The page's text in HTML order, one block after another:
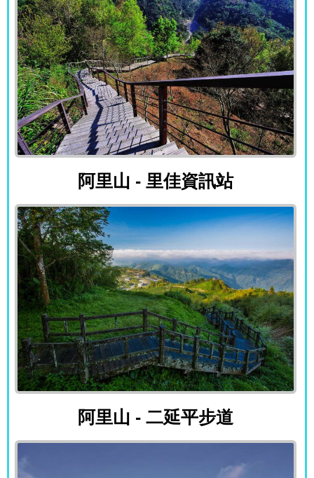
阿里山 - 里佳資訊站
阿里山 - 里佳資訊站
阿里山 - 二延平步道
阿里山 - 二延平步道